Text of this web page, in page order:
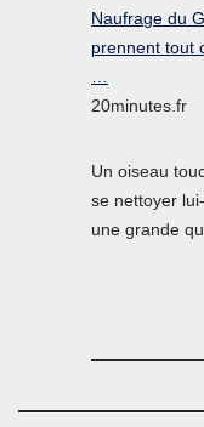
Naufrage du
prennent tout
…
20minutes.fr
Un oiseau
se nettoyer
une grande